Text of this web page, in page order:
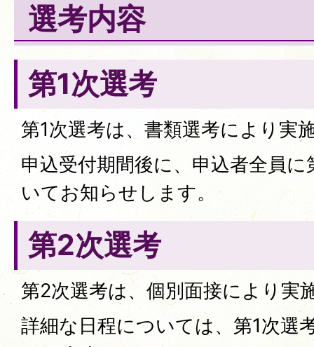
選考内容
第1次選考
第1次選考は、書類選考により実
申込受付期間後に、申込者全員
いてお知らせします。
第2次選考
第2次選考は、個別面接により実
詳細な日程については、第1次選